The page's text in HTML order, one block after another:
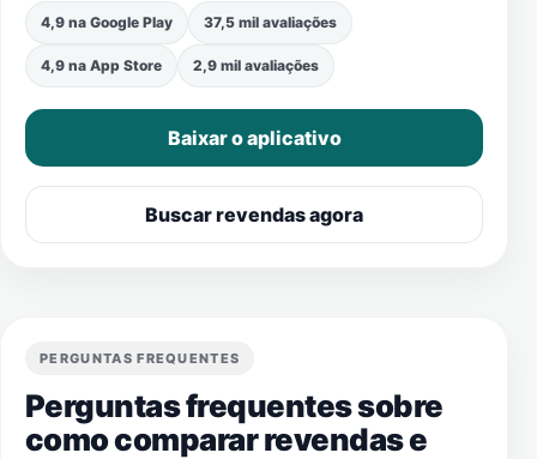
4,9 na Google Play 37,5 mil avaliações
4,9 na App Store 2,9 mil avaliações
Baixar o aplicativo
Buscar revendas agora
PERGUNTAS FREQUENTES
Perguntas frequentes sobre
como comparar revendas e